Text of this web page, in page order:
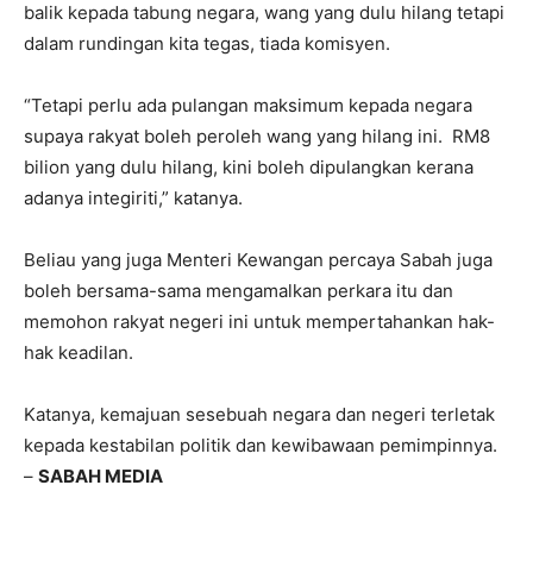
balik kepada tabung negara, wang yang dulu hilang tetapi
dalam rundingan kita tegas, tiada komisyen.
“Tetapi perlu ada pulangan maksimum kepada negara
supaya rakyat boleh peroleh wang yang hilang ini. RM8
bilion yang dulu hilang, kini boleh dipulangkan kerana
adanya integiriti,” katanya.
Beliau yang juga Menteri Kewangan percaya Sabah juga
boleh bersama-sama mengamalkan perkara itu dan
memohon rakyat negeri ini untuk mempertahankan hak-
hak keadilan.
Katanya, kemajuan sesebuah negara dan negeri terletak
kepada kestabilan politik dan kewibawaan pemimpinnya.
– SABAH MEDIA